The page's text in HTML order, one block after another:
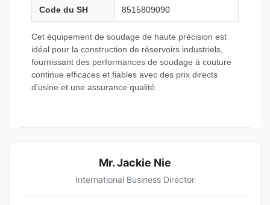
Code du SH 8515809090
Cet équipement de soudage de haute précision est
idéal pour la construction de réservoirs industriels,
fournissant des performances de soudage à couture
continue efficaces et fiables avec des prix directs
d'usine et une assurance qualité.
Mr. Jackie Nie
International Business Director